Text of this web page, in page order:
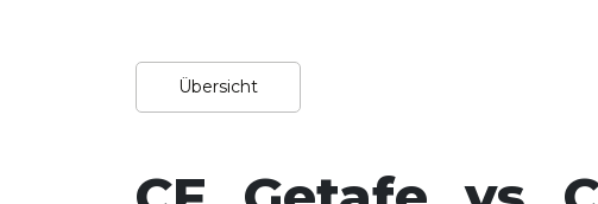
Übersicht